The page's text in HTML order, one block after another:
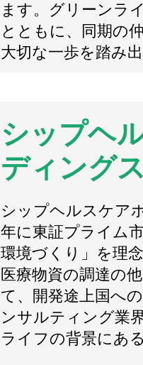
ます。グリーンラ
とともに、同期の
大切な一歩を踏み
シップヘ
ディング
シップヘルスケア
年に東証プライム
環境づくり」を理
医療物資の調達の
て、開発途上国へ
ンサルティング業
ライフの背景にあ